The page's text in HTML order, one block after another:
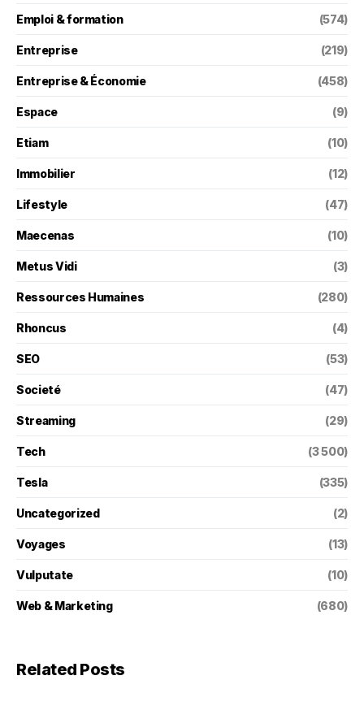
Emploi & formation (574)
Entreprise (219)
Entreprise & Économie (458)
Espace (9)
Etiam (10)
Immobilier (12)
Lifestyle (47)
Maecenas (10)
Metus Vidi (3)
Ressources Humaines (280)
Rhoncus (4)
SEO (53)
Societé (47)
Streaming (29)
Tech (3 500)
Tesla (335)
Uncategorized (2)
Voyages (13)
Vulputate (10)
Web & Marketing (680)
Related Posts